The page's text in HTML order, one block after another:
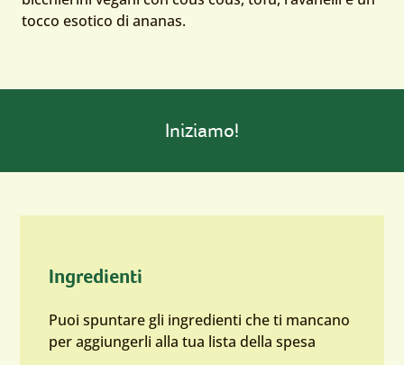
tocco esotico di ananas.
Iniziamo!
Ingredienti
Puoi spuntare gli ingredienti che ti mancano
per aggiungerli alla tua lista della spesa